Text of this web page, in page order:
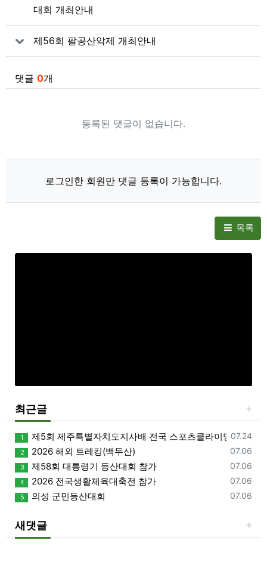
대회 개최안내
제56회 팔공산악제 개최안내
댓글 0개
등록된 댓글이 없습니다.
로그인한 회원만 댓글 등록이 가능합니다.
목록
최근글
등록일
07.24
1 제5회 제주특별자치도지사배 전국 스포츠클라이밍대회 개
등록일
07.06
2 2026 해외 트레킹(백두산)
등록일
07.06
3 제58회 대통령기 등산대회 참가
등록일
07.06
4 2026 전국생활체육대축전 참가
등록일
07.06
5 의성 군민등산대회
새댓글